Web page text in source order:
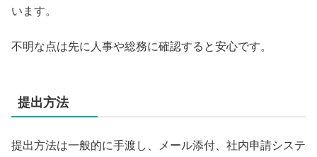
います。
不明な点は先に人事や総務に確認すると安心です。
提出方法
提出方法は一般的に手渡し、メール添付、社内申請システ